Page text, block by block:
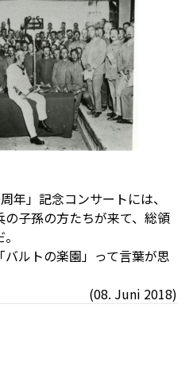
年」記念コンサートには、
子孫の方たちが来て、総領
ルトの楽園」って言葉が思
(08. Juni 2018)